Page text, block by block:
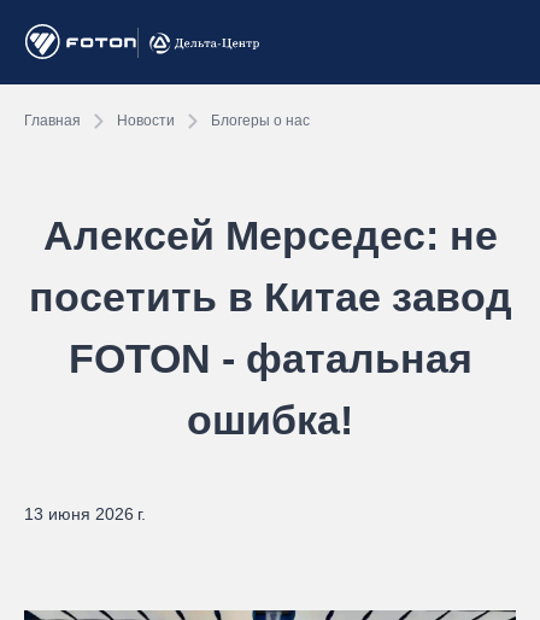
Главная Новости Блогеры о нас
Алексей Мерседес: не
посетить в Китае завод
FOTON - фатальная
ошибка!
13 июня 2026 г.